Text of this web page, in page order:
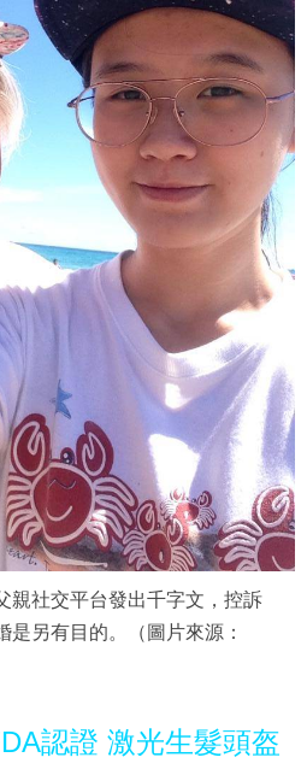
親社交平台發出千字文，控訴
是另有目的。（圖片來源：
認證 激光生髮頭盔